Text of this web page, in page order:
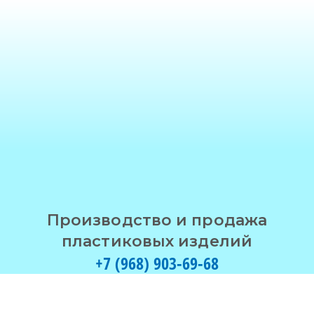
Производство и продажа
пластиковых изделий
+7 (968) 903-69-68
Меню